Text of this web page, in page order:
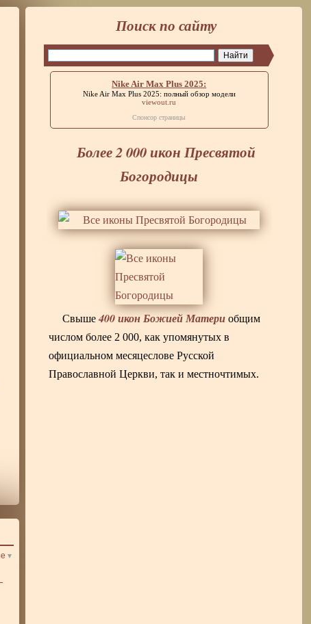
Поиск по сайту
Nike Air Max Plus 2025:
Nike Air Max Plus 2025: полный обзор модели
viewout.ru
Спонсор страницы
Более 2 000 икон Пресвятой
Богородицы
Свыше400 икон Божией Матери общим
числом более 2 000, как упомянутых в
официальном месяцеслове Русской
Православной Церкви, так и местночтимых.